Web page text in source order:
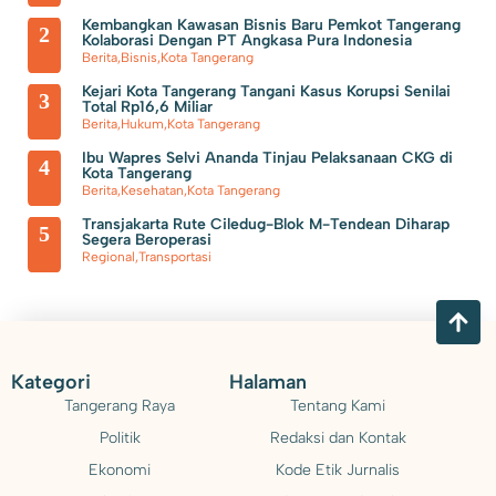
Pemkab Tangerang Berencana Buka TPS3R di Tigaraksa
2
Kembangkan Kawasan Bisnis Baru Pemkot Tangerang
Kolaborasi Dengan PT Angkasa Pura Indonesia
Berita,Bisnis,Kota Tangerang
3
Kejari Kota Tangerang Tangani Kasus Korupsi Senilai
Total Rp16,6 Miliar
Berita,Hukum,Kota Tangerang
4
Ibu Wapres Selvi Ananda Tinjau Pelaksanaan CKG di
Kota Tangerang
Berita,Kesehatan,Kota Tangerang
5
Transjakarta Rute Ciledug-Blok M-Tendean Diharap
Segera Beroperasi
Regional,Transportasi
Kategori
Tangerang Raya
Politik
Ekonomi
Halaman
Tentang Kami
Redaksi dan Kontak
Kode Etik Jurnalis